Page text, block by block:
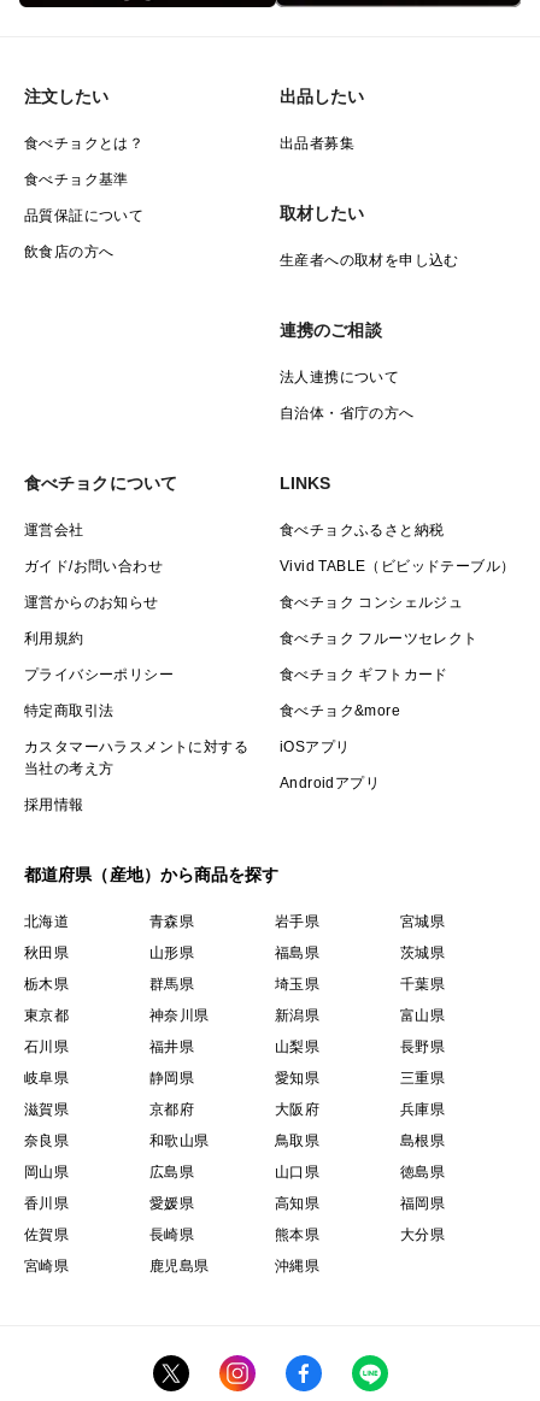
注文したい
食べチョクとは？
食べチョク基準
品質保証について
飲食店の方へ
出品したい
出品者募集
取材したい
生産者への取材を申し込む
連携のご相談
法人連携について
自治体・省庁の方へ
食べチョクについて
運営会社
ガイド/お問い合わせ
運営からのお知らせ
利用規約
プライバシーポリシー
特定商取引法
カスタマーハラスメントに対する
当社の考え方
採用情報
LINKS
食べチョクふるさと納税
Vivid TABLE（ビビッドテーブル）
食べチョク コンシェルジュ
食べチョク フルーツセレクト
食べチョク ギフトカード
食べチョク&more
iOSアプリ
Androidアプリ
都道府県（産地）から商品を探す
北海道 青森県 岩手県
宮城県
秋田県
山形県 福島県
茨城県
栃木県
群馬県 埼玉県
千葉県
東京都
神奈川県 新潟県
富山県
石川県
福井県 山梨県
長野県
岐阜県
静岡県 愛知県
三重県
滋賀県
京都府 大阪府
兵庫県
奈良県
和歌山県 鳥取県
島根県
岡山県
広島県 山口県
徳島県
香川県
愛媛県 高知県
福岡県
佐賀県
長崎県 熊本県
大分県
宮崎県
鹿児島県 沖縄県